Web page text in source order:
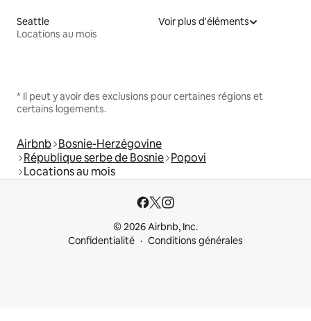
Seattle
Locations au mois
Voir plus d'éléments
* Il peut y avoir des exclusions pour certaines régions et
certains logements.
Airbnb Bosnie-Herzégovine
République serbe de Bosnie Popovi
Locations au mois
© 2026 Airbnb, Inc.
Confidentialité
Conditions générales